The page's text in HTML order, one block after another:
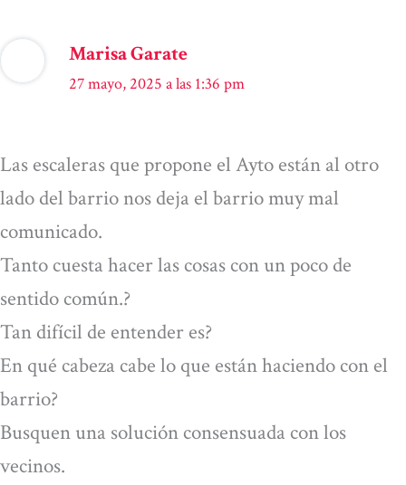
Marisa Garate
27 mayo, 2025 a las 1:36 pm
Las escaleras que propone el Ayto están al otro
lado del barrio nos deja el barrio muy mal
comunicado.
Tanto cuesta hacer las cosas con un poco de
sentido común.?
Tan difícil de entender es?
En qué cabeza cabe lo que están haciendo con el
barrio?
Busquen una solución consensuada con los
vecinos.